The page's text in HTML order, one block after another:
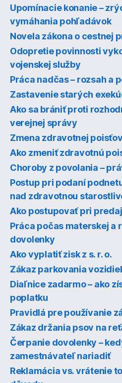
Upomínacie konanie –
vymáhania pohľadávok
Novela zákona o cestnej
Odopretie povinnosti
vojenskej služby
Práca nadčas – rozsah a
Zastavenie starých
Ako sa brániť proti
verejnej správy
Zmena zdravotnej
Ako zmeniť zdravotnú
Choroby z povolania –
Postup pri podaní
nad zdravotnou
Ako postupovať pri
Práca počas materskej a
dovolenky
Ako vyplatiť zisk z s. r. o.
Zákaz parkovania
Diaľnice zadarmo – ako
poplatku
Pravidlá pre používanie
Zákaz držania psov na
Čerpanie dovolenky –
zamestnávateľ nariadiť
Reklamácia vs. vrátenie